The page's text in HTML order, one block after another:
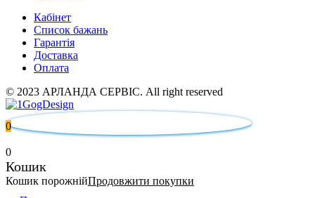
Кабінет
Список бажань
Гарантія
Доставка
Оплата
© 2023 АРЛАНДА СЕРВІС. All right reserved
0
0
Кошик
Кошик порожнійПродовжити покупки